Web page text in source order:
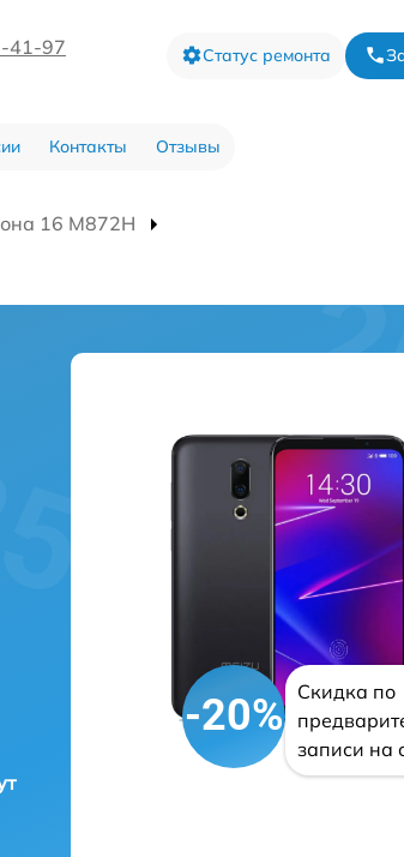
41-97 Статус ремонта
Контакты Отзывы
16 M872H
-20%
Скидка по
записи на